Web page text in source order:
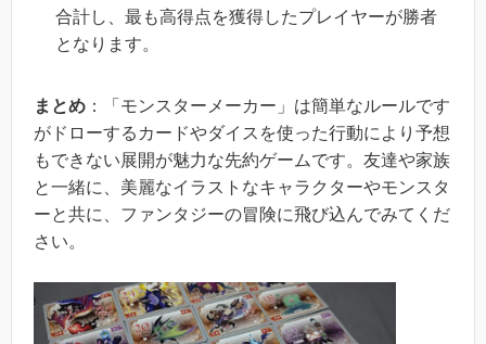
合計し、最も高得点を獲得したプレイヤーが勝者
となります。
まとめ ：「モンスターメーカー」は簡単なルールです
がドローするカードやダイスを使った行動により予想
もできない展開が魅力な先約ゲームです。友達や家族
と一緒に、美麗なイラストなキャラクターやモンスタ
ーと共に、ファンタジーの冒険に飛び込んでみてくだ
さい。